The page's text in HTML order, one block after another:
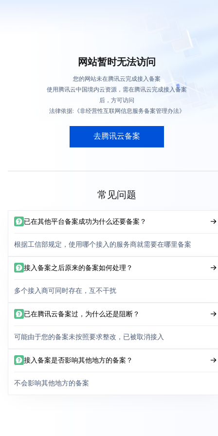
网站暂时无法访问
您的网站未在腾讯云完成接入备案
使用腾讯云中国境内云资源，需在腾讯云完成接入备案
后，方可访问
法律依据:《非经营性互联网信息服务备案管理办法》
去腾讯云备案
常见问题
已在其他平台备案成功为什么还要备案？
根据工信部规定，使用哪个接入的服务商就需要在哪里备案
接入备案之后原来的备案如何处理？
多个接入商可同时存在，互不干扰
已在腾讯云备案过，为什么还是阻断？
可能由于您的备案未按照要求整改，已被取消接入
接入备案是否影响其他地方的备案？
不会影响其他地方的备案